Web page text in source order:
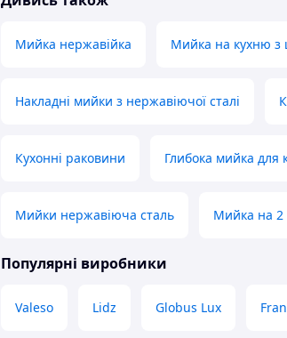
Мийка нержавійка Мийка на кухню з
Накладні мийки з нержавіючої сталі
Кухонні раковини Глибока мийка для
Мийки нержавіюча сталь Мийка на 2
Популярні виробники
Valeso Lidz Globus Lux